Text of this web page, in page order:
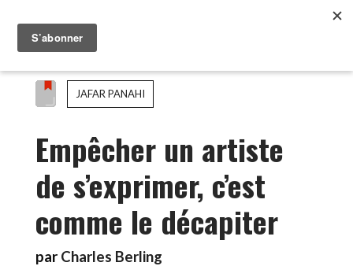
JAFAR PANAHI
Empêcher un artiste
de s’exprimer, c’est
comme le décapiter
par Charles Berling